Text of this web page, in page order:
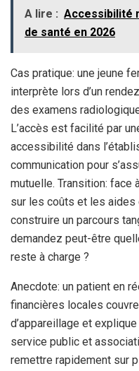
A lire : Accessibilité
de santé en 2026
Cas pratique: une jeune
interprète lors d’un
des examens
L’accès est facilité par
accessibilité dans
communication pour
mutuelle. Transition: face
sur les coûts et les aides
construire un parcours
demandez peut-être
reste à charge ?
Anecdote: un patient en
financières locales
d’appareillage et
service public et
remettre rapidement sur